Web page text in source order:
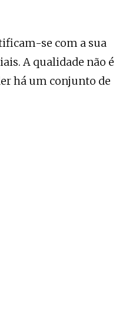
se com a sua
A qualidade não é
há um conjunto de